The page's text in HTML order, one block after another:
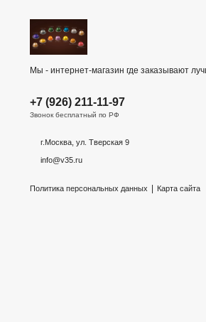
Мы - интернет-магазин где заказывают
+7 (926) 211-11-97
Звонок бесплатный по РФ
г.Москва, ул. Тверская 9
info@v35.ru
Политика персональных данных Карта сайта